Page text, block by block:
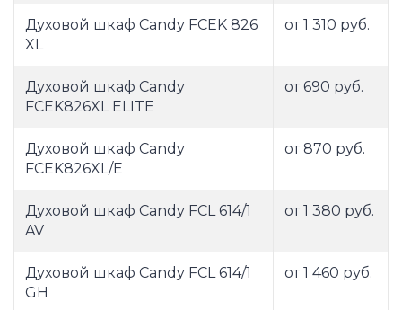
Духовой шкаф Candy FCEK 826
XL
от 1 310 руб.
Духовой шкаф Candy
FCEK826XL ELITE
от 690 руб.
Духовой шкаф Candy
FCEK826XL/E
от 870 руб.
Духовой шкаф Candy FCL 614/1
AV
от 1 380 руб.
Духовой шкаф Candy FCL 614/1
GH
от 1 460 руб.